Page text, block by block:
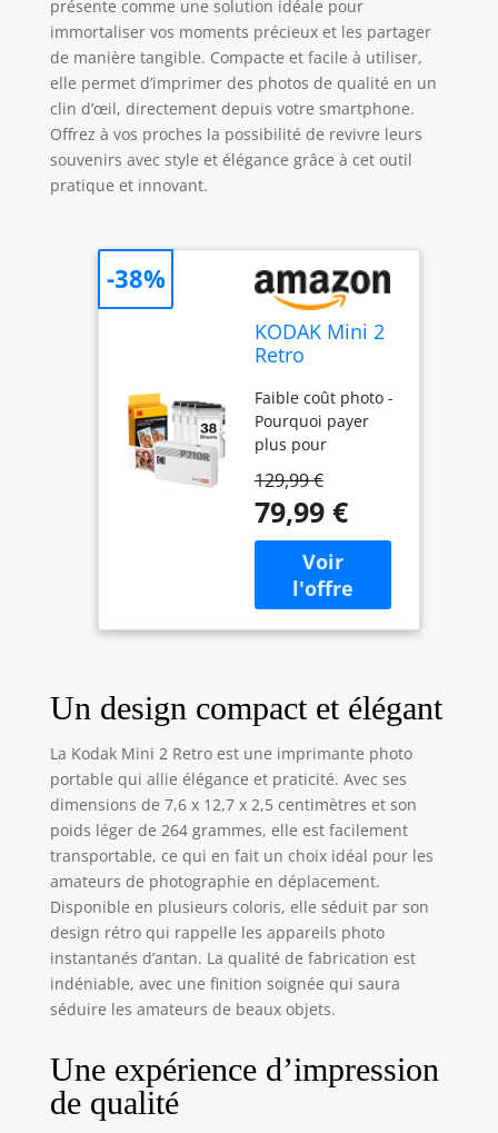
présente comme une solution idéale pour
immortaliser vos moments précieux et les partager
de manière tangible. Compacte et facile à utiliser,
elle permet d’imprimer des photos de qualité en un
clin d’œil, directement depuis votre smartphone.
Offrez à vos proches la possibilité de revivre leurs
souvenirs avec style et élégance grâce à cet outil
pratique et innovant.
KODAK Mini 2
Retro
Photo Portable
5x7,6cm, 38
Feuilles, Blanc
Faible coût photo -
Pourquoi payer
plus pour
Notre imprimante
photo rétro KODAK
Mini 2 est l'option
la moins chère
pour imprimer
directement
depuis la maison.
elles sont achetées
dans le paquet
avec l'imprimante.
Qualité photo
exceptionnelle -
KODAK Mini 2
Retro utilise la
technologie 4PASS
pour imprimer
instantanément
des photos
impeccables.
Chaque photo est
imprimée par un
couches de ruban,
129,99 €
79,99 €
-38%
Un design compact et élégant
La Kodak Mini 2 Retro est une imprimante photo
portable qui allie élégance et praticité. Avec ses
dimensions de 7,6 x 12,7 x 2,5 centimètres et son
poids léger de 264 grammes, elle est facilement
transportable, ce qui en fait un choix idéal pour les
amateurs de photographie en déplacement.
Disponible en plusieurs coloris, elle séduit par son
design rétro qui rappelle les appareils photo
instantanés d’antan. La qualité de fabrication est
indéniable, avec une finition soignée qui saura
séduire les amateurs de beaux objets.
Une expérience d’impression
de qualité